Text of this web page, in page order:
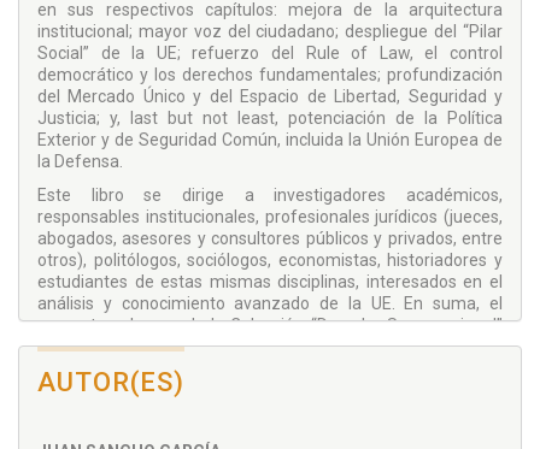
en sus respectivos capítulos: mejora de la arquitectura
institucional; mayor voz del ciudadano; despliegue del “Pilar
Social” de la UE; refuerzo del Rule of Law, el control
democrático y los derechos fundamentales; profundización
del Mercado Único y del Espacio de Libertad, Seguridad y
Justicia; y, last but not least, potenciación de la Política
Exterior y de Seguridad Común, incluida la Unión Europea de
la Defensa.
Este libro se dirige a investigadores académicos,
responsables institucionales, profesionales jurídicos (jueces,
abogados, asesores y consultores públicos y privados, entre
otros), politólogos, sociólogos, economistas, historiadores y
estudiantes de estas mismas disciplinas, interesados en el
análisis y conocimiento avanzado de la UE. En suma, el
presente volumen de la Colección “Derecho Supranacional”
de la prestigiosa Editorial Juruá se pone a disposición de
todos a quienes interese la evolución futura del proyecto de
construcción europea, el cual, como señalara Ortega y
AUTOR(ES)